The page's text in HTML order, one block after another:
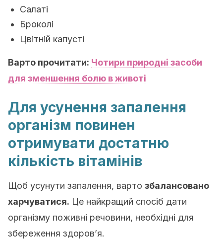
Салаті
Броколі
Цвітній капусті
Варто прочитати: Чотири природні засоби
для зменшення болю в животі
Для усунення запалення
організм повинен
отримувати достатню
кількість вітамінів
Щоб усунути запалення, варто збалансовано
харчуватися. Це найкращий спосіб дати
організму поживні речовини, необхідні для
збереження здоров’я.